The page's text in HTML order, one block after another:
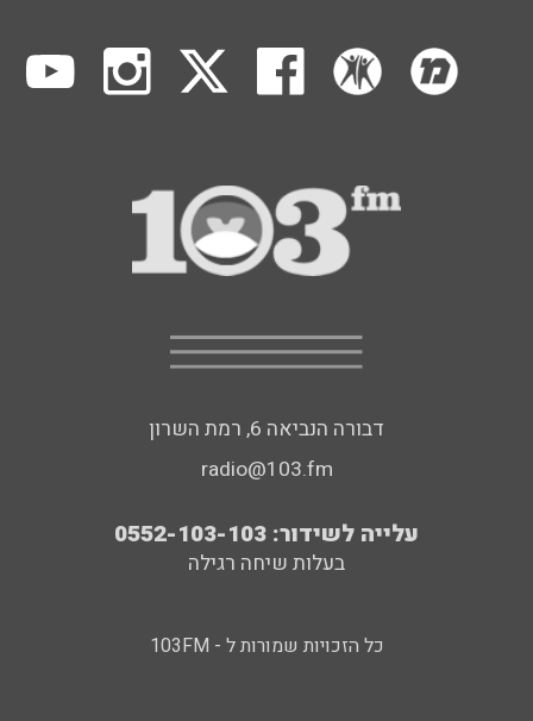
דבורה הנביאה 6, רמת השרון
radio@103.fm
עלייה לשידור: 0552-103-103
בעלות שיחה רגילה
כל הזכויות שמורות ל - 103FM